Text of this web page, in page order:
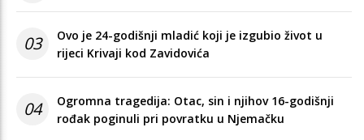
03
Ovo je 24-godišnji mladić koji je izgubio život u
rijeci Krivaji kod Zavidovića
04
Ogromna tragedija: Otac, sin i njihov 16-godišnji
rođak poginuli pri povratku u Njemačku